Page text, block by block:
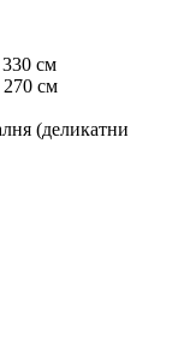
330 см
270 см
(деликатни